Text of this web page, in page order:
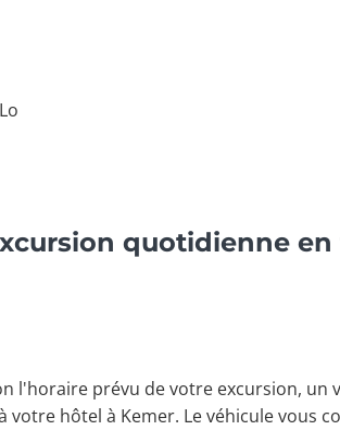
quotidienne
l'horaire prévu de votre excursion, un
hôtel à Kemer. Le véhicule vous